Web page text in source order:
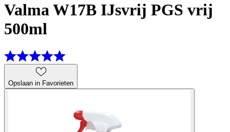
Valma W17B IJsvrij PGS vrij
500ml
Opslaan in Favorieten